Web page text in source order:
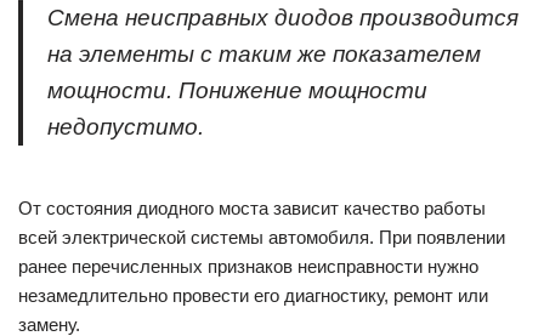
Смена неисправных диодов производится
на элементы с таким же показателем
мощности. Понижение мощности
недопустимо.
От состояния диодного моста зависит качество работы
всей электрической системы автомобиля. При появлении
ранее перечисленных признаков неисправности нужно
незамедлительно провести его диагностику, ремонт или
замену.